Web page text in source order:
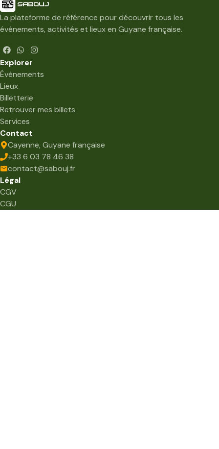
La plateforme de référence pour découvrir tous les
événements, activités et lieux en Guyane française.
Explorer
Événements
Lieux
Billetterie
Retrouver mes billets
Services
Contact
Cayenne, Guyane française
+33 6 03 78 46 38
contact@sabouj.fr
Légal
CGV
CGU